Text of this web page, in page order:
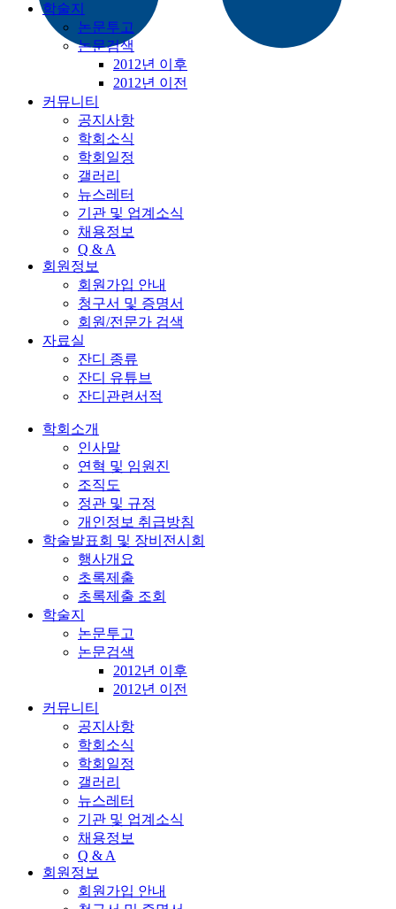
학술지
논문투고
논문검색
2012년 이후
2012년 이전
커뮤니티
공지사항
학회소식
학회일정
갤러리
뉴스레터
기관 및 업계소식
채용정보
Q & A
회원정보
회원가입 안내
청구서 및 증명서
회원/전문가 검색
자료실
잔디 종류
잔디 유튜브
잔디관련서적
학회소개
인사말
연혁 및 임원진
조직도
정관 및 규정
개인정보 취급방침
학술발표회 및 장비전시회
행사개요
초록제출
초록제출 조회
학술지
논문투고
논문검색
2012년 이후
2012년 이전
커뮤니티
공지사항
학회소식
학회일정
갤러리
뉴스레터
기관 및 업계소식
채용정보
Q & A
회원정보
회원가입 안내